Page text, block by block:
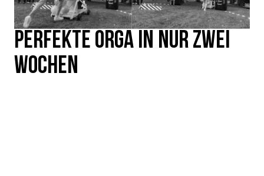
PERFEKTE ORGA IN NUR ZWEI
WOCHEN